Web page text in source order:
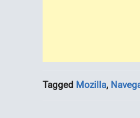
Tagged Mozilla,